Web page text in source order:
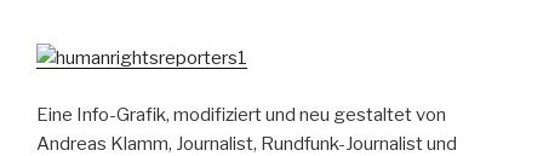
Eine Info-Grafik, modifiziert und neu gestaltet von
Andreas Klamm, Journalist, Rundfunk-Journalist und